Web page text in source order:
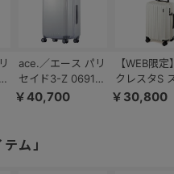
ace.／エース パリ
セイド3-Z 06914
スーツケース キャ
￥40,700
【WEB限
クレスタS
ケース 35/42L 機
￥30,800
ム」